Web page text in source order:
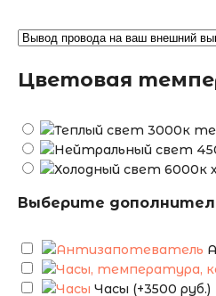
Цветовая
Выберите
Часы (+3500 руб.)